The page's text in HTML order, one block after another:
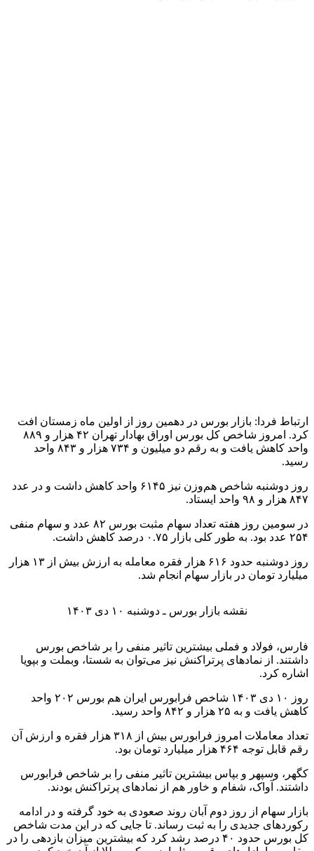
کگهر، وسپهر و بپاس بیشترین تاثیر منفی را بر شاخص فرابورس
داشتند. آواک، شفام و خاور هم از نمادهای پرتراکنش بودند.
بازار سهام از روز دوم آبان روند صعودی به خود گرفته و در ادامه
کل بورس حدود ۴۰ درصد رشد کرد که بیشترین میزان بازدهی را در
مقایسه با بازارهای رقیب مثل ارز، سکه و طلا از آن خود کرد.
یکشنبه ۲۷ آبان بازار سرمایه پس از حدود چهار ماه کانال ۲.۲
میلیون واحد را پس گرفت و یکشنبه ۴ آذر از مرز ۲.۳ میلیون واحد
را پس گرفت، ۱۴ آذر برای نخستین بار وارد کانال ۲.۵ میلیون واحد
کانال را از دست داد.
با برگزاری انتخابات ریاست جمهوری آمریکا و پیروزی ترامپ در
روز ۱۶ آبان، اگرچه بازار سهام در ایران منفی شد اما عمده نمادها
در گروه‌های معادن، پتروشیمی، فلزات اساسی و سکه طلا مثبت
شدند. از چهار هفته قبل تا کنون نیز بورس روند مثبتی به خود گرفته
بود.
برخی کارشناسان معتقدند بازار سرمایه به لحاظ بنیادی شرایط
مطلوبی دارد اما متغیرهای سیاسی، کمبود نقدینگی، عدم اعتماد
سهامداران و فعالیت نوسان‌گیری تا کنون باعث شده تا بازار نتواند
آن‌طور که باید و شاید رشد کند. با این حال بورس در هفته‌های اخیر
رکوردشکنی کرده و برای اولین بار وارد کانال ۲.۷ میلیون واحد شده
است.
انتهای پیام